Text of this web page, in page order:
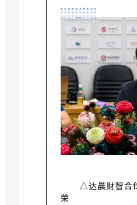
△达晨财智合
荣